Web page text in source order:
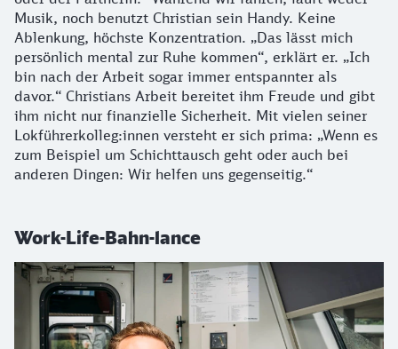
Musik, noch benutzt Christian sein Handy. Keine
Ablenkung, höchste Konzentration. „Das lässt mich
persönlich mental zur Ruhe kommen“, erklärt er. „Ich
bin nach der Arbeit sogar immer entspannter als
davor.“ Christians Arbeit bereitet ihm Freude und gibt
ihm nicht nur finanzielle Sicherheit. Mit vielen seiner
Lokführerkolleg:innen versteht er sich prima: „Wenn es
zum Beispiel um Schichttausch geht oder auch bei
anderen Dingen: Wir helfen uns gegenseitig.“
Work-Life-Bahn-lance